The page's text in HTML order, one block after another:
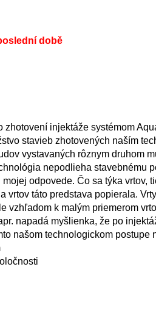
době
zhotovení injektáže systémom
stavieb zhotovených naším
vystavaných rôznym druhom
nepodlieha stavebnému
odpovede. Čo sa týka
vrtov táto predstava popierala.
vzhľadom k malým priemerom
napadá myšlienka, že po
našom technologickom postupe